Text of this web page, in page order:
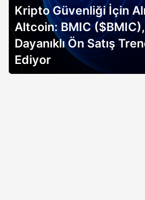
Kripto Güvenliği İçin
Altcoin: BMIC
Dayanıklı Ön Satış
Ediyor